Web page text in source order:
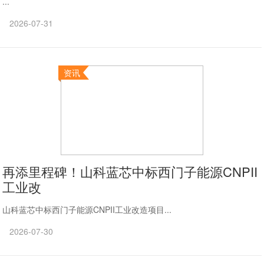
2026-07-31
资讯
再添里程碑！山科蓝芯中标西门子能源CNPII
工业改
山科蓝芯中标西门子能源CNPII工业改造项目...
2026-07-30